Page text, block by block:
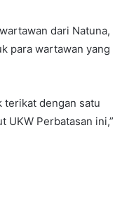
dari Natuna,
para wartawan yang
terikat dengan satu
UKW Perbatasan ini,”